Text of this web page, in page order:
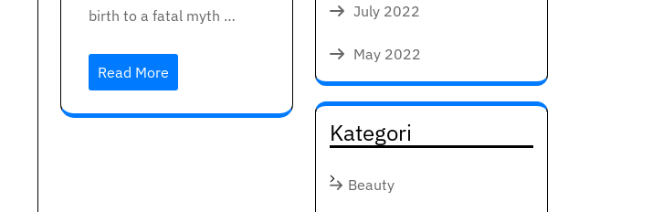
birth to a fatal myth …
Read More
July 2022
May 2022
Kategori
Beauty